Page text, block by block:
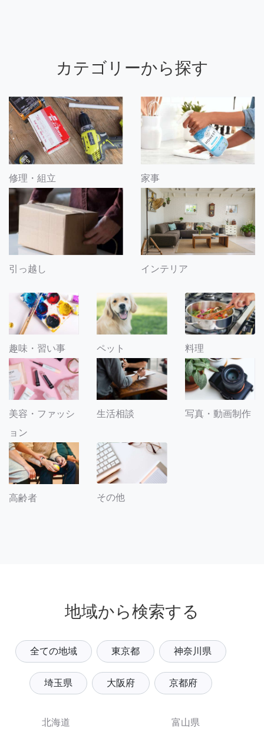
カテゴリーから探す
修理・組立 家事
引っ越し インテリア
趣味・習い事 ペット 料理
美容・ファッシ
ョン
生活相談 写真・動画制作
高齢者 その他
地域から検索する
全ての地域 東京都 神奈川県
埼玉県 大阪府 京都府
北海道
富山県